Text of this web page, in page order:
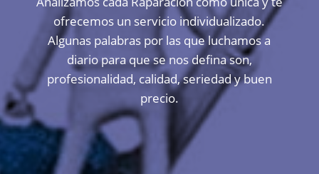
ofrecemos un servicio individualizado.
Algunas palabras por las que luchamos a
diario para que se nos defina son,
profesionalidad, calidad, seriedad y buen
precio.